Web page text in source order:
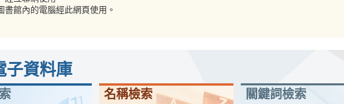
書館內的電腦經此網頁使用。
子資料庫
名稱檢索 關鍵詞檢索